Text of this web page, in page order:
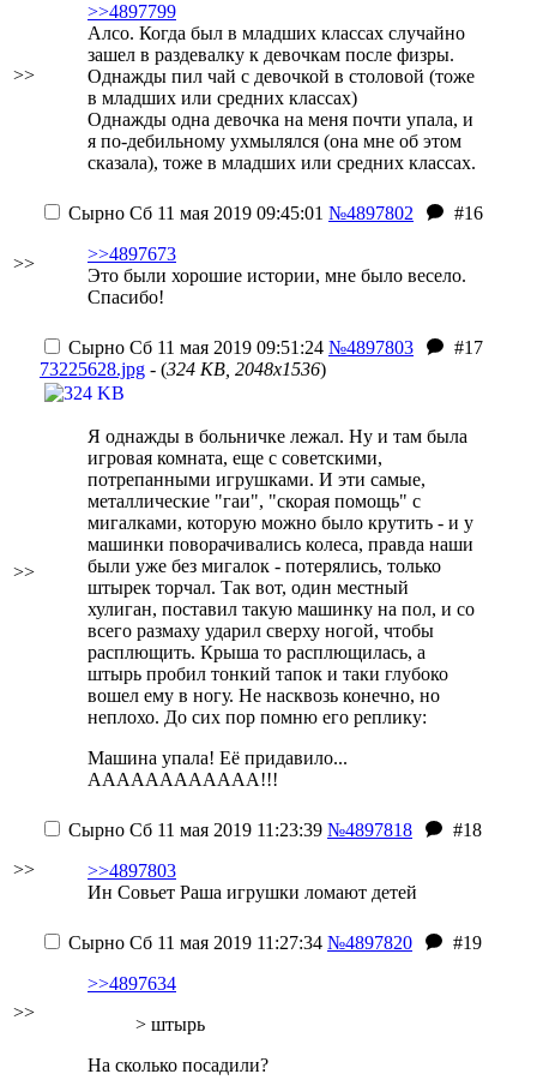
>>
>>4897799
Алсо. Когда был в младших классах случайно
зашел в раздевалку к девочкам после физры.
Однажды пил чай с девочкой в столовой (тоже
в младших или средних классах)
Однажды одна девочка на меня почти упала, и
я по-дебильному ухмылялся (она мне об этом
сказала), тоже в младших или средних классах.
>>
Сырно Сб 11 мая 2019 09:45:01 №4897802
#16
>>4897673
Это были хорошие истории, мне было весело.
Спасибо!
>>
Сырно Сб 11 мая 2019 09:51:24 №4897803
#17
73225628.jpg - (324 KB, 2048x1536)
Я однажды в больничке лежал. Ну и там была
игровая комната, еще с советскими,
потрепанными игрушками. И эти самые,
металлические "гаи", "скорая помощь" с
мигалками, которую можно было крутить - и у
машинки поворачивались колеса, правда наши
были уже без мигалок - потерялись, только
штырек торчал. Так вот, один местный
хулиган, поставил такую машинку на пол, и со
всего размаху ударил сверху ногой, чтобы
расплющить. Крыша то расплющилась, а
штырь пробил тонкий тапок и таки глубоко
вошел ему в ногу. Не насквозь конечно, но
неплохо. До сих пор помню его реплику:
Машина упала! Её придавило...
АААААААААААА!!!
>>
Сырно Сб 11 мая 2019 11:23:39 №4897818
#18
>>4897803
Ин Совьет Раша игрушки ломают детей
>>
Сырно Сб 11 мая 2019 11:27:34 №4897820
#19
>>4897634
> штырь
На сколько посадили?